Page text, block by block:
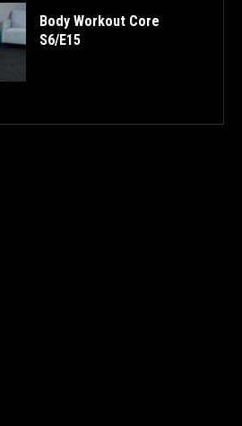
Body Workout Core
S6/E15